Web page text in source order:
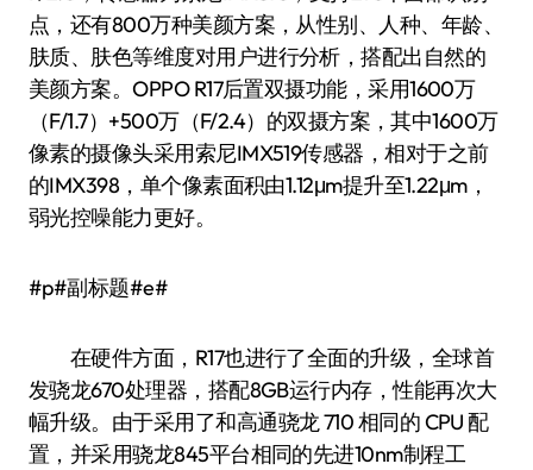
点，还有800万种美颜方案，从性别、人种、年龄、
肤质、肤色等维度对用户进行分析，搭配出自然的
美颜方案。OPPO R17后置双摄功能，采用1600万
（F/1.7）+500万（F/2.4）的双摄方案，其中1600万
像素的摄像头采用索尼IMX519传感器，相对于之前
的IMX398，单个像素面积由1.12μm提升至1.22μm，
弱光控噪能力更好。
#p#副标题#e#
在硬件方面，R17也进行了全面的升级，全球首
发骁龙670处理器，搭配8GB运行内存，性能再次大
幅升级。由于采用了和高通骁龙 710 相同的 CPU 配
置，并采用骁龙845平台相同的先进10nm制程工